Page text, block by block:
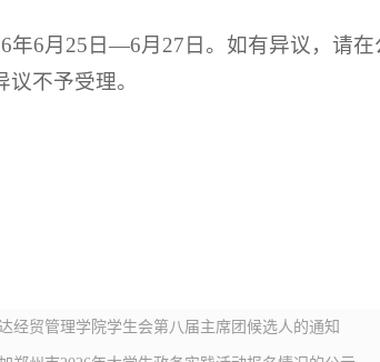
年6月25日—6月27日。如有异议，请
不予受理。
经贸管理学院学生会第八届主席团候选人的通知